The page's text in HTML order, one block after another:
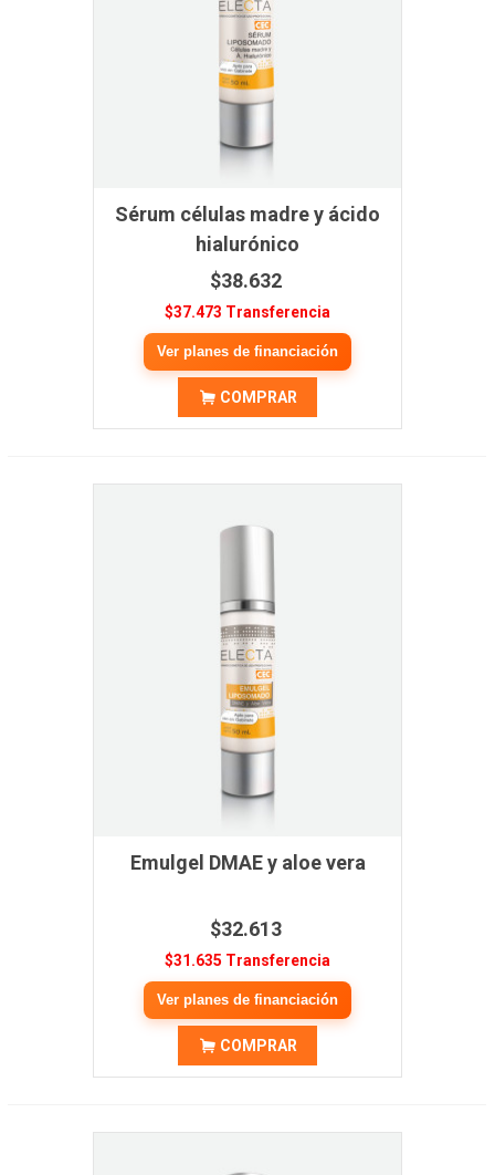
Sérum células madre y ácido
hialurónico
$38.632
$37.473 Transferencia
Ver planes de financiación
COMPRAR
Emulgel DMAE y aloe vera
$32.613
$31.635 Transferencia
Ver planes de financiación
COMPRAR